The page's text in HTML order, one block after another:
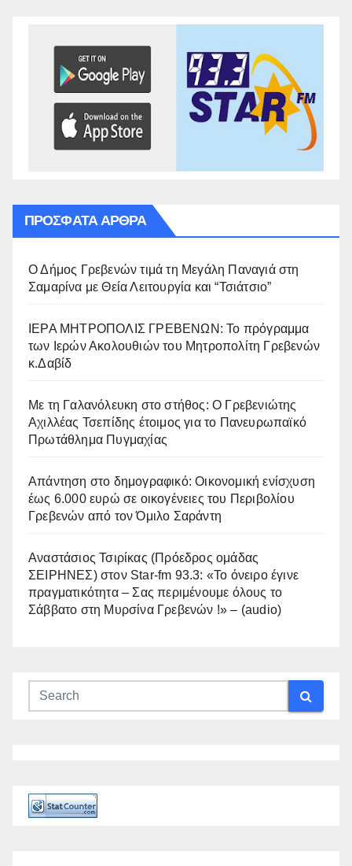
ΠΡΌΣΦΑΤΑ ΆΡΘΡΑ
Ο Δήμος Γρεβενών τιμά τη Μεγάλη Παναγιά στη
Σαμαρίνα με Θεία Λειτουργία και “Τσιάτσιο”
ΙΕΡΑ ΜΗΤΡΟΠΟΛΙΣ ΓΡΕΒΕΝΩΝ: Το πρόγραμμα
των Ιερών Ακολουθιών του Μητροπολίτη Γρεβενών
κ.Δαβίδ
Με τη Γαλανόλευκη στο στήθος: Ο Γρεβενιώτης
Αχιλλέας Τσεπίδης έτοιμος για το Πανευρωπαϊκό
Πρωτάθλημα Πυγμαχίας
Απάντηση στο δημογραφικό: Οικονομική ενίσχυση
έως 6.000 ευρώ σε οικογένειες του Περιβολίου
Γρεβενών από τον Όμιλο Σαράντη
Αναστάσιος Τσιρίκας (Πρόεδρος ομάδας
ΣΕΙΡΗΝΕΣ) στον Star-fm 93.3: «Το όνειρο έγινε
πραγματικότητα – Σας περιμένουμε όλους το
Σάββατο στη Μυρσίνα Γρεβενών !» – (audio)